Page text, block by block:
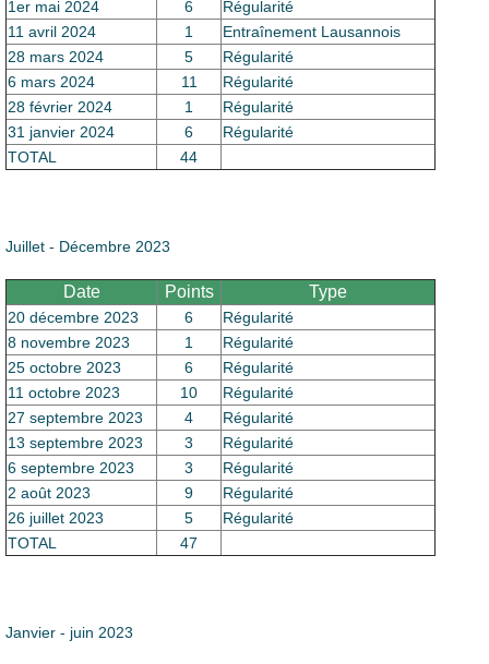
1er mai 2024
6
Régularité
11 avril 2024
1
Entraînement Lausannois
28 mars 2024
5
Régularité
6 mars 2024
11
Régularité
28 février 2024
1
Régularité
31 janvier 2024
6
Régularité
TOTAL
44
Juillet - Décembre 2023
Date Points Type
20 décembre 2023 6
Régularité
8 novembre 2023
1
Régularité
25 octobre 2023
6
Régularité
11 octobre 2023
10
Régularité
27 septembre 2023
4
Régularité
13 septembre 2023
3
Régularité
6 septembre 2023
3
Régularité
2 août 2023
9
Régularité
26 juillet 2023
5
Régularité
TOTAL
47
Janvier - juin 2023